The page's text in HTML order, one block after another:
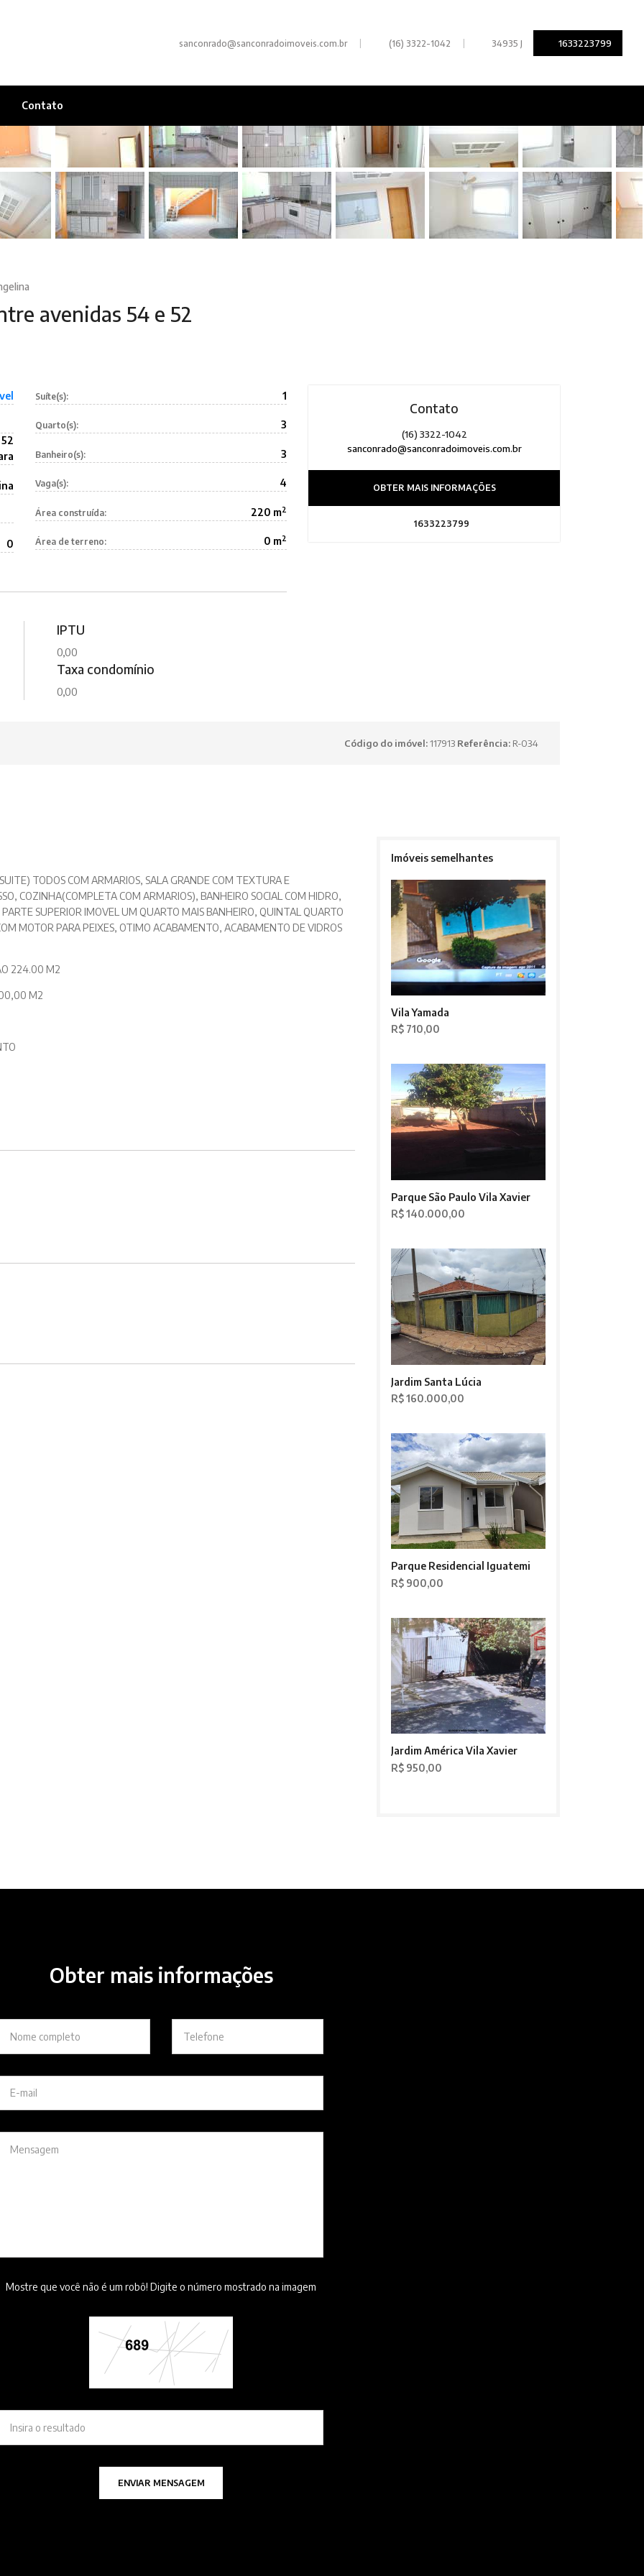
sanconrado@sanconradoimoveis.com.br | (16) 3322-1042 | 34935 J 1633223799
Contato
avenidas 54 e 52
0
Suíte(s): 1
Quarto(s): 3
Banheiro(s): 3
Vaga(s): 4
Área construída: 220 m2
Área de terreno: 0 m2
IPTU
0,00
Taxa condomínio
0,00
Contato
(16) 3322-1042
sanconrado@sanconradoimoveis.com.br
OBTER MAIS INFORMAÇÕES
1633223799
Código do imóvel:117913 Referência: R-034
TODOS COM ARMARIOS, SALA GRANDE COM TEXTURA E
COZINHA(COMPLETA COM ARMARIOS), BANHEIRO SOCIAL COM HIDRO,
PARTE SUPERIOR IMOVEL UM QUARTO MAIS BANHEIRO, QUINTAL QUARTO
MOTOR PARA PEIXES, OTIMO ACABAMENTO, ACABAMENTO DE VIDROS
224.00 M2
M2
Imóveis semelhantes
Vila Yamada
R$ 710,00
Parque São Paulo Vila Xavier
R$ 140.000,00
Jardim Santa Lúcia
R$ 160.000,00
Parque Residencial Iguatemi
R$ 900,00
Jardim América Vila Xavier
R$ 950,00
Obter mais informações
Mostre que você não é um robô! Digite o número mostrado na imagem
ENVIAR MENSAGEM